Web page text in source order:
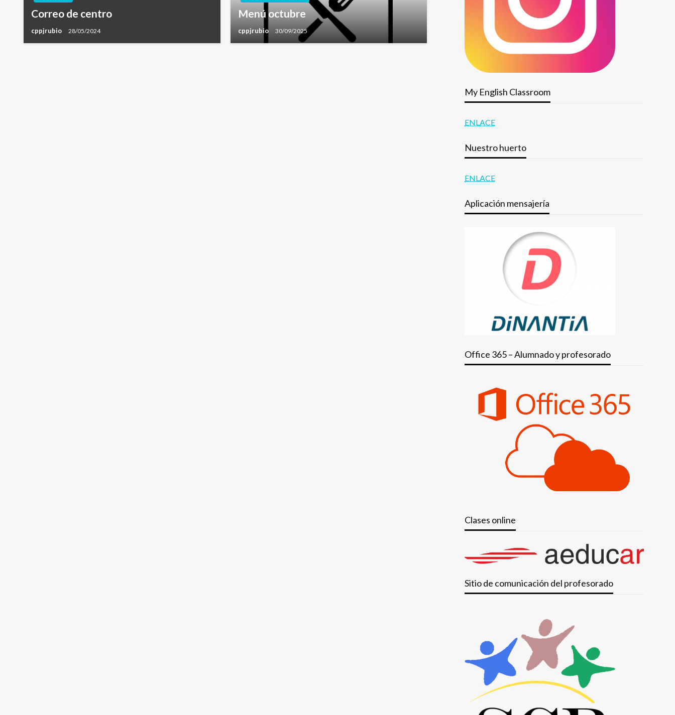
Correo de centro
cppjrubio 28/05/2024
Menú octubre
cppjrubio 30/09/2025
My English Classroom
ENLACE
Nuestro huerto
ENLACE
Aplicación mensajería
Office 365 – Alumnado y profesorado
Clases online
Sitio de comunicación del profesorado